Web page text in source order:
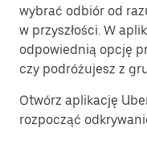
wybrać odbiór od
w przyszłości. W
odpowiednią opcję
czy podróżujesz z
Otwórz aplikację
rozpocząć